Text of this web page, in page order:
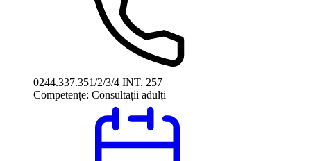
0244.337.351/2/3/4 INT. 257
Competențe: Consultații adulți